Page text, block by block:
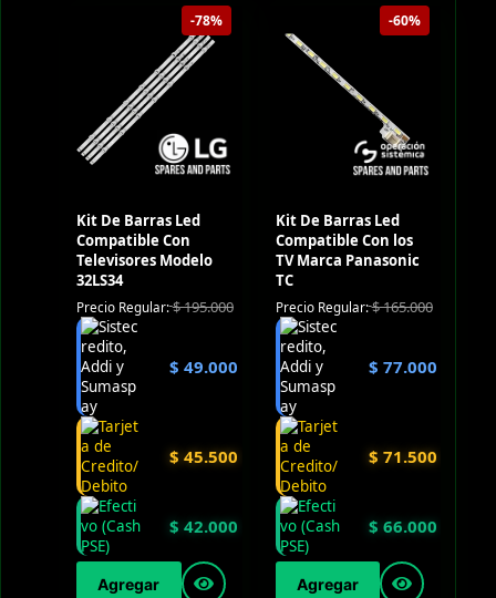
-78%
Kit De Barras Led
Compatible Con
Televisores Modelo
32LS34
Precio Regular:$195.000
$ 49.000
$ 45.500
$ 42.000
Agregar
-60%
Kit De Barras Led
Compatible Con los
TV Marca Panasonic
TC
Precio Regular:$165.000
$ 77.000
$ 71.500
$ 66.000
Agregar